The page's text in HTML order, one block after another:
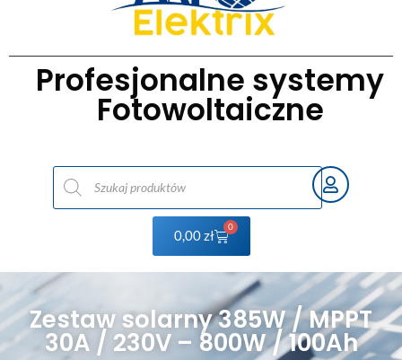
Profesjonalne systemy
Fotowoltaiczne
0,00zł
0
Zestaw solarny 385W / MPPT
30A / 230V – 800W / 100Ah